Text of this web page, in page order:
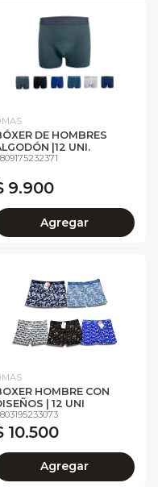
DE HOMBRES
|12 UNI.
9.900
Agregar
HOMBRE CON
| 12 UNI
10.500
Agregar